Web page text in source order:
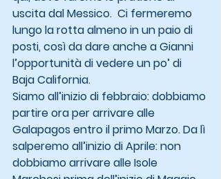
uscita dal Messico.  Ci fermeremo
lungo la rotta almeno in un paio di
posti, così da dare anche a Gianni
l’opportunità di vedere un po’ di
Baja California.
Siamo all’inizio di febbraio: dobbiamo
partire ora per arrivare alle
Galapagos entro il primo Marzo. Da lì
salperemo all’inizio di Aprile: non
dobbiamo arrivare alle Isole